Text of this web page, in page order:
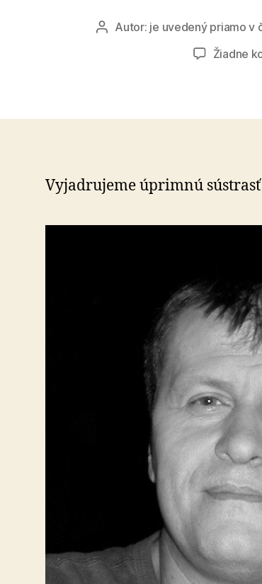
AutorAutor: je uvedený priamo v
Žiadne
Vyjadrujeme úprimnú